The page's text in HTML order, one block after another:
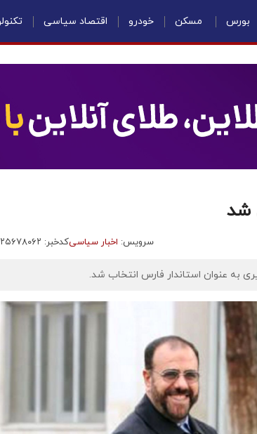
بورس مسکن خودرو اقتصاد سیاسی
شد
سرویس: اخبار سیاسیکدخبر: ۶۷۸۰۶۲
به عنوان استاندار فارس انتخاب شد.